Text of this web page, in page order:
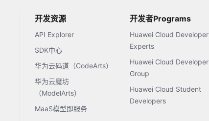
开发资源
API Explorer
SDK中心
华为云码道（CodeArts）
华为云魔坊
（ModelArts）
MaaS模型即服务
开发者Programs
Huawei Cloud Developer
Experts
Huawei Cloud Developer
Group
Huawei Cloud Student
Developers